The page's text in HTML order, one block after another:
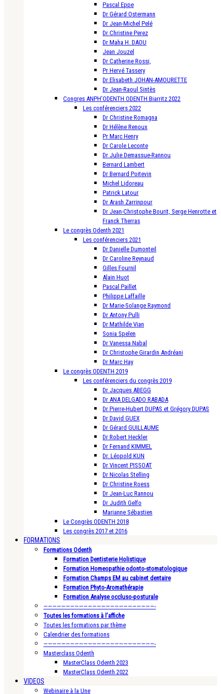
Pascal Eppe
Dr Gérard Ostermann
Dr Jean-Michel Pelé
Dr Christine Perez
Dr Maha H. DAOU
Jean Jouzel
Dr Catherine Rossi,
Pr Hervé Tassery
Dr Elisabeth JOHAN-AMOURETTE
Dr Jean-Raoul Sintès
Congres ANPH’ODENTH ODENTH Biarritz 2022
Les conférenciers 2022
Dr Christine Romagna
Dr Hélène Renoux
Pr Marc Henry
Dr Carole Leconte
Dr Julie Demassue-Rannou
Bernard Lambert
Dr Bernard Poitevin
Michel Lidoreau
Patrick Latour
Dr Arash Zarrinpour
Dr Jean-Christophe Bourit, Serge Henrotte et
Franck Therras
Le congrès Odenth 2021
Les conférenciers 2021
Dr Danielle Dumonteil
Dr Caroline Reynaud
Gilles Fournil
Alain Huot
Pascal Paillet
Philippe Laffaille
Dr Marie-Solange Raymond
Dr Antony Pulli
Dr Mathilde Vian
Sonia Spelen
Dr Vanessa Nabal
Dr Christophe Girardin Andréani
Dr Marc Hay
Le congrès ODENTH 2019
Les conférenciers du congrès 2019
Dr Jacques ABEGG
Dr ANA DELGADO RABADA
Dr Pierre-Hubert DUPAS et Grégory DUPAS
Dr David GUEX
Dr Gérard GUILLAUME
Dr Robert Heckler
Dr Fernand KIMMEL
Dr. Léopold KUN
Dr Vincent PISSOAT
Dr Nicolas Stelling
Dr Christine Roess
Dr Jean-Luc Rannou
Dr Judith Gelfo
Marianne Sébastien
Le Congrès ODENTH 2018
Les congrès 2017 et 2016
FORMATIONS
Formations Odenth
Formation Dentisterie Holistique
Formation Homeopathie odonto-stomatologique
Formation Champs EM au cabinet dentaire
Formation Phyto-Aromathérapie
Formation Analyse occluso-posturale
—————————————————————————-
Toutes les formations à l’affiche
Toutes les formations par thème
Calendrier des formations
—————————————————————————-
Masterclass Odenth
MasterClass Odenth 2023
MasterClass Odenth 2022
VIDEOS
Webinaire à la Une